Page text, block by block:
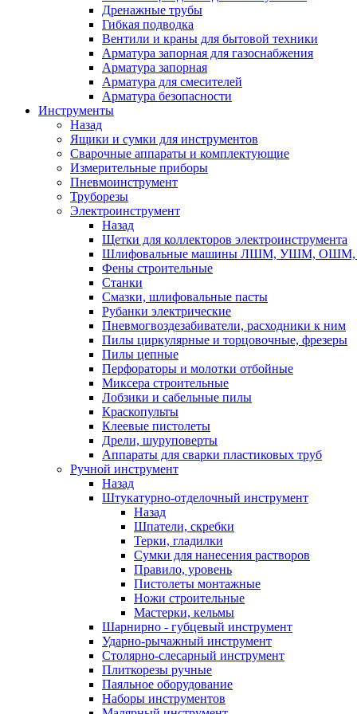
Дренажные трубы
Гибкая подводка
Вентили и краны для бытовой техники
Арматура запорная для газоснабжения
Арматура запорная
Арматура для смесителей
Арматура безопасности
Инструменты
Назад
Ящики и сумки для инструментов
Сварочные аппараты и комплектующие
Измерительные приборы
Пневмоинструмент
Труборезы
Электроинструмент
Назад
Щетки для коллекторов электроинструмента
Шлифовальные машины ЛШМ, УШМ, ОШМ,
Фены строительные
Станки
Смазки, шлифовальные пасты
Рубанки электрические
Пневмогвоздезабиватели, расходники к ним
Пилы циркулярные и торцовочные, фрезеры
Пилы цепные
Перфораторы и молотки отбойные
Миксера строительные
Лобзики и сабельные пилы
Краскопульты
Клеевые пистолеты
Дрели, шуруповерты
Аппараты для сварки пластиковых труб
Ручной инструмент
Назад
Штукатурно-отделочный инструмент
Назад
Шпатели, скребки
Терки, гладилки
Сумки для нанесения растворов
Правило, уровень
Пистолеты монтажные
Ножи строительные
Мастерки, кельмы
Шарнирно - губцевый инструмент
Ударно-рычажный инструмент
Столярно-слесарный инструмент
Плиткорезы ручные
Паяльное оборудование
Наборы инструментов